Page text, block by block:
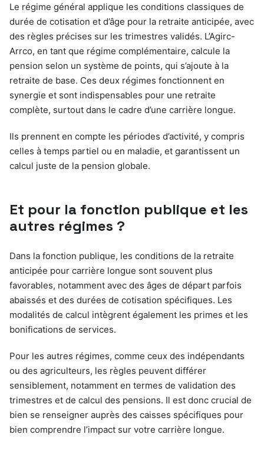
Le régime général applique les conditions classiques de
durée de cotisation et d’âge pour la retraite anticipée, avec
des règles précises sur les trimestres validés. L’Agirc-
Arrco, en tant que régime complémentaire, calcule la
pension selon un système de points, qui s’ajoute à la
retraite de base. Ces deux régimes fonctionnent en
synergie et sont indispensables pour une retraite
complète, surtout dans le cadre d’une carrière longue.
Ils prennent en compte les périodes d’activité, y compris
celles à temps partiel ou en maladie, et garantissent un
calcul juste de la pension globale.
Et pour la fonction publique et les
autres régimes ?
Dans la fonction publique, les conditions de la retraite
anticipée pour carrière longue sont souvent plus
favorables, notamment avec des âges de départ parfois
abaissés et des durées de cotisation spécifiques. Les
modalités de calcul intègrent également les primes et les
bonifications de services.
Pour les autres régimes, comme ceux des indépendants
ou des agriculteurs, les règles peuvent différer
sensiblement, notamment en termes de validation des
trimestres et de calcul des pensions. Il est donc crucial de
bien se renseigner auprès des caisses spécifiques pour
bien comprendre l’impact sur votre carrière longue.